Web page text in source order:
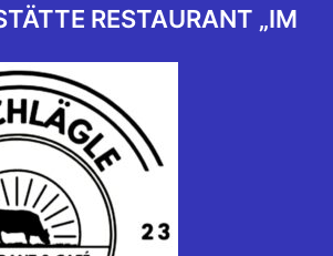
RESTAURANT „IM